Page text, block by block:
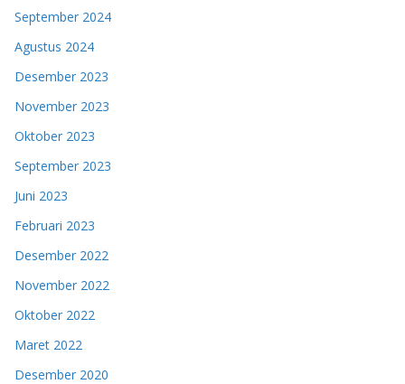
September 2024
Agustus 2024
Desember 2023
November 2023
Oktober 2023
September 2023
Juni 2023
Februari 2023
Desember 2022
November 2022
Oktober 2022
Maret 2022
Desember 2020